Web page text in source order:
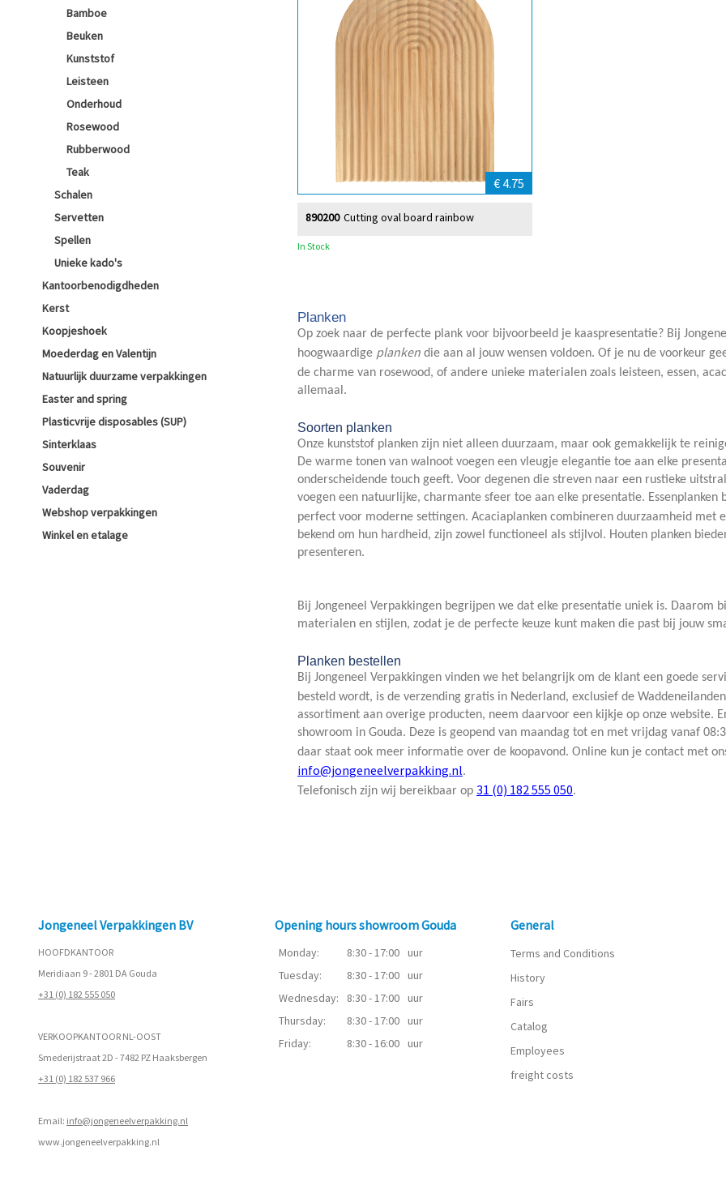
Bamboe
Beuken
Kunststof
Leisteen
Onderhoud
Rosewood
Rubberwood
Teak
Schalen
Servetten
Spellen
Unieke kado's
Kantoorbenodigdheden
Kerst
Koopjeshoek
Moederdag en Valentijn
Natuurlijk duurzame verpakkingen
Easter and spring
Plasticvrije disposables (SUP)
Sinterklaas
Souvenir
Vaderdag
Webshop verpakkingen
Winkel en etalage
€ 4.75
Cutting oval board rainbow
890200
In Stock
Planken
Op zoek naar de perfecte plank voor bijvoorbeeld je kaaspresentatie? Bij
hoogwaardige planken die aan al jouw wensen voldoen. Of je nu de voorkeur
de charme van rosewood, of andere unieke materialen zoals leisteen, essen,
allemaal.
Soorten planken
Onze kunststof planken zijn niet alleen duurzaam, maar ook gemakkelijk te
De warme tonen van walnoot voegen een vleugje elegantie toe aan elke
onderscheidende touch geeft. Voor degenen die streven naar een rustieke
voegen een natuurlijke, charmante sfeer toe aan elke presentatie.
perfect voor moderne settingen. Acaciaplanken combineren duurzaamheid met
bekend om hun hardheid, zijn zowel functioneel als stijlvol. Houten planken
presenteren.
Bij Jongeneel Verpakkingen begrijpen we dat elke presentatie uniek is. Daarom
materialen en stijlen, zodat je de perfecte keuze kunt maken die past bij jouw
Planken bestellen
Bij Jongeneel Verpakkingen vinden we het belangrijk om de klant een goede
besteld wordt, is de verzending gratis in Nederland, exclusief de
assortiment aan overige producten, neem daarvoor een kijkje op onze website.
showroom in Gouda. Deze is geopend van maandag tot en met vrijdag vanaf
daar staat ook meer informatie over de koopavond. Online kun je contact met
info@jongeneelverpakking.nl.
Telefonisch zijn wij bereikbaar op 31 (0) 182 555 050.
Jongeneel Verpakkingen BV
HOOFDKANTOOR
Meridiaan 9 - 2801 DA Gouda
+31 (0) 182 555 050
VERKOOPKANTOOR NL-OOST
Smederijstraat 2D - 7482 PZ Haaksbergen
+31 (0) 182 537 966
Email: info@jongeneelverpakking.nl
www.jongeneelverpakking.nl
Opening hours showroom Gouda
Monday: 8:30 - 17:00 uur
Tuesday:
8:30 - 17:00 uur
Wednesday:
8:30 - 17:00 uur
Thursday:
8:30 - 17:00 uur
Friday:
8:30 - 16:00 uur
General
Terms and Conditions
History
Fairs
Catalog
Employees
freight costs